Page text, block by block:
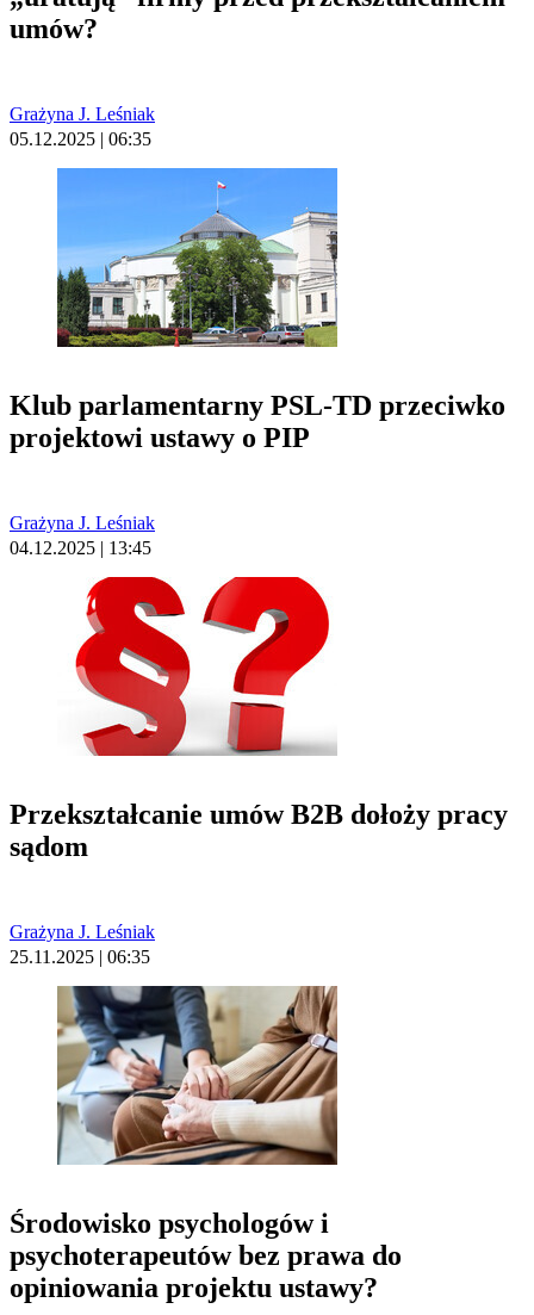
umów?
Grażyna J. Leśniak
05.12.2025 | 06:35
Klub parlamentarny PSL-TD przeciwko
projektowi ustawy o PIP
Grażyna J. Leśniak
04.12.2025 | 13:45
Przekształcanie umów B2B dołoży pracy
sądom
Grażyna J. Leśniak
25.11.2025 | 06:35
Środowisko psychologów i
psychoterapeutów bez prawa do
opiniowania projektu ustawy?